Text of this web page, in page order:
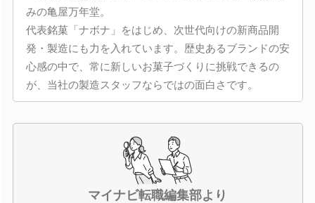
みの亀屋万年堂。
代表銘菓「ナボナ」をはじめ、次世代向けの新商品開
発・製造にも力を入れています。歴史あるブランドの安
心感の中で、常に新しいお菓子づくりに挑戦できるの
が、当社の製造スタッフならではの面白さです。
マイナビ転職編集部より